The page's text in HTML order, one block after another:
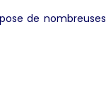
de nombreuses